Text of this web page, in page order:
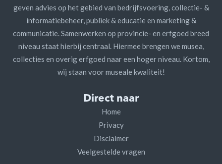
geven advies op het gebied van bedrijfsvoering, collectie- &
informatiebeheer, publiek & educatie en marketing &
communicatie. Samenwerken op provincie- en erfgoed breed
niveau staat hierbij centraal. Hiermee brengen we musea,
collecties en overig erfgoed naar een hoger niveau. Kortom,
wij staan voor museale kwaliteit!
Direct naar
Home
Privacy
Disclaimer
Veelgestelde vragen